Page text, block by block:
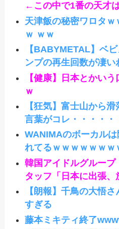
←この中で1番の天才
天津飯の秘密ワロタｗ
ｗ ｗｗ
【BABYMETAL】ベ
ンプの再生回数が凄
【健康】日本とかい
ｗ
【狂気】富士山から
言葉がコレ・・・・・
WANIMAのボーカル
れてるｗｗｗｗｗｗｗ
韓国アイドルグルー
タッフ「日本に出張、
【朗報】千鳥の大悟
すぎる
藤本ミキティ終了